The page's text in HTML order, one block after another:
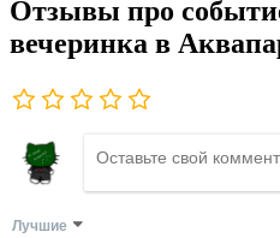
Отзывы про
вечеринка в
Лучшие